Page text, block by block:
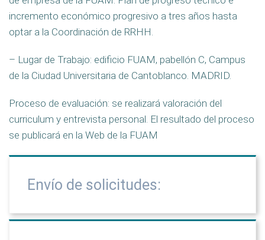
incremento económico progresivo a tres años hasta
optar a la Coordinación de RRHH.
– Lugar de Trabajo: edificio FUAM, pabellón C, Campus
de la Ciudad Universitaria de Cantoblanco. MADRID.
Proceso de evaluación: se realizará valoración del
curriculum y entrevista personal. El resultado del proceso
se publicará en la Web de la FUAM
Envío de solicitudes: